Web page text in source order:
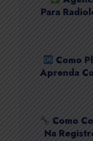
Para
Como
Aprenda
Como
Na